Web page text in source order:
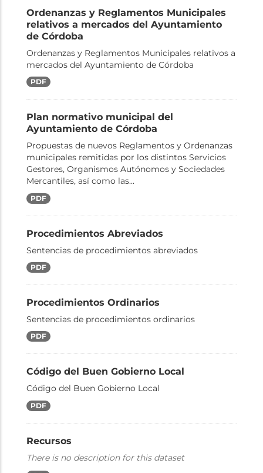
Ordenanzas y Reglamentos Municipales
relativos a mercados del Ayuntamiento
de Córdoba
Ordenanzas y Reglamentos Municipales relativos a
mercados del Ayuntamiento de Córdoba
PDF
Plan normativo municipal del
Ayuntamiento de Córdoba
Propuestas de nuevos Reglamentos y Ordenanzas
municipales remitidas por los distintos Servicios
Gestores, Organismos Autónomos y Sociedades
Mercantiles, así como las...
PDF
Procedimientos Abreviados
Sentencias de procedimientos abreviados
PDF
Procedimientos Ordinarios
Sentencias de procedimientos ordinarios
PDF
Código del Buen Gobierno Local
Código del Buen Gobierno Local
PDF
Recursos
There is no description for this dataset